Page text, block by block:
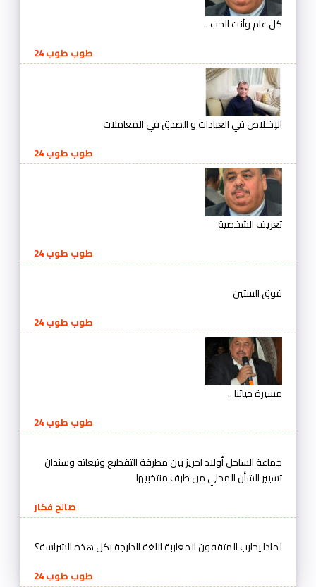
كل عام وأنت الحب ..
طوب طوب 24
الإخـلاص في العبادات و الصدق في المعاملات
طوب طوب 24
تعريف الشخصية
طوب طوب 24
فوق الستين
طوب طوب 24
مسيرة حياتنا ..
طوب طوب 24
جماعة الساحل أولاد احريز بين مطرقة التقطيع وتبعاته وسندان
تسيير الشأن المحلي من طرف منتخبيها
صالح فكار
لماذا يحارب المثقفون المغاربة اللغة الدارجة بكل هذه الشراسة؟
طوب طوب 24